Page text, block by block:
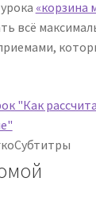
«корзина
всё
"Как
Субтитры